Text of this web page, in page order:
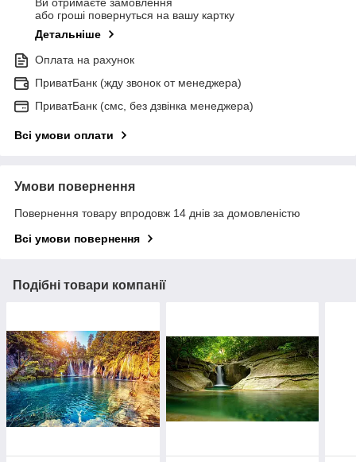
Ви отримаєте замовлення
або гроші повернуться на вашу картку
Детальніше
Оплата на рахунок
ПриватБанк (жду звонок от менеджера)
ПриватБанк (смс, без дзвінка менеджера)
Всі умови оплати
Умови повернення
Повернення товару впродовж 14 днів за домовленістю
Всі умови повернення
Подібні товари компанії